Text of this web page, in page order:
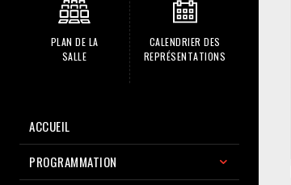
PLAN DE LA
SALLE
CALENDRIER DES
REPRÉSENTATIONS
ACCUEIL
PROGRAMMATION